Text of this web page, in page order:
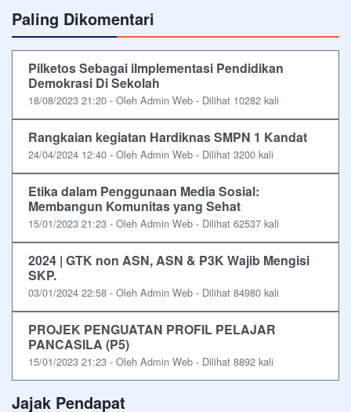
Paling Dikomentari
Pilketos Sebagai iImplementasi Pendidikan
Demokrasi Di Sekolah
18/08/2023 21:20 - Oleh Admin Web - Dilihat 10282 kali
Rangkaian kegiatan Hardiknas SMPN 1 Kandat
24/04/2024 12:40 - Oleh Admin Web - Dilihat 3200 kali
Etika dalam Penggunaan Media Sosial:
Membangun Komunitas yang Sehat
15/01/2023 21:23 - Oleh Admin Web - Dilihat 62537 kali
2024 | GTK non ASN, ASN & P3K Wajib Mengisi
SKP.
03/01/2024 22:58 - Oleh Admin Web - Dilihat 84980 kali
PROJEK PENGUATAN PROFIL PELAJAR
PANCASILA (P5)
15/01/2023 21:23 - Oleh Admin Web - Dilihat 8892 kali
Jajak Pendapat